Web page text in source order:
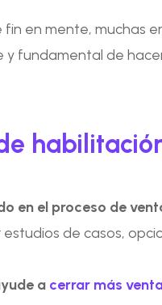
en mente, muchas
y fundamental de
en el proceso de
de casos,
a cerrar más